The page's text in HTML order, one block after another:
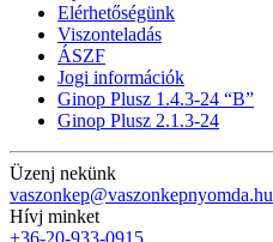
Elérhetőségünk
Viszonteladás
ÁSZF
Jogi információk
Ginop Plusz 1.4.3-24 “B”
Ginop Plusz 2.1.3-24
Üzenj nekünk
vaszonkep@vaszonkepnyomda.hu
Hívj minket
+36-20-933-0915